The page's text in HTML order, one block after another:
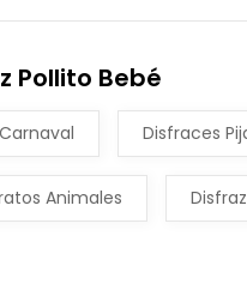
Pollito Bebé
Disfraces
Animales